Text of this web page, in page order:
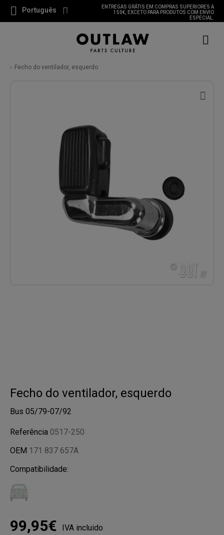
Português
ENTREGAS GRÁTIS EM COMPRAS SUPERIORES A
150€, EXCETO PARA PRODUTOS COM ENVIO
ESPECIAL.
Fecho do ventilador, esquerdo
Fecho do ventilador, esquerdo
Bus 05/79-07/92
Referência 0517-250
OEM 171 837 657A
Compatibilidade:
99,95€ IVA incluido